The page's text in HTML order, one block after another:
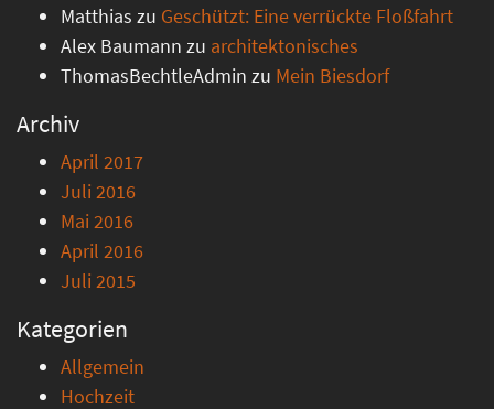
Matthias zu Geschützt: Eine verrückte Floßfahrt
Alex Baumann zu architektonisches
ThomasBechtleAdmin zu Mein Biesdorf
Archiv
April 2017
Juli 2016
Mai 2016
April 2016
Juli 2015
Kategorien
Allgemein
Hochzeit